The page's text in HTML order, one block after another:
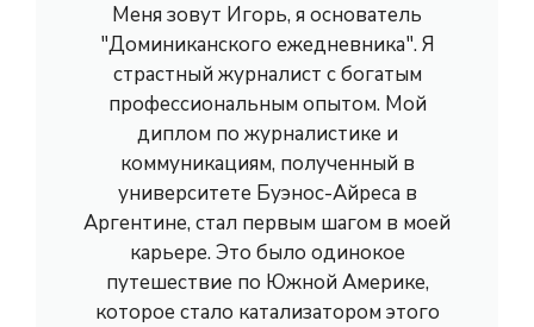
Меня зовут Игорь, я основатель
"Доминиканского ежедневника". Я
страстный журналист с богатым
профессиональным опытом. Мой
диплом по журналистике и
коммуникациям, полученный в
университете Буэнос-Айреса в
Аргентине, стал первым шагом в моей
карьере. Это было одинокое
путешествие по Южной Америке,
которое стало катализатором этого